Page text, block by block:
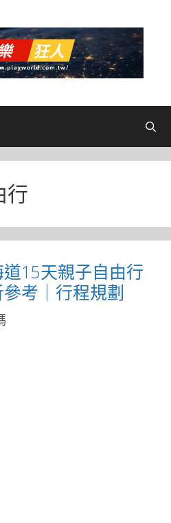
行
15天親子自由行
參考｜行程規劃